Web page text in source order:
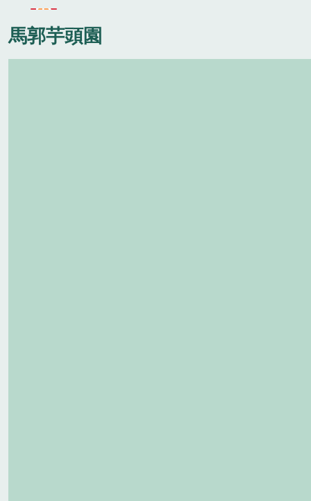
馬郭芋頭園